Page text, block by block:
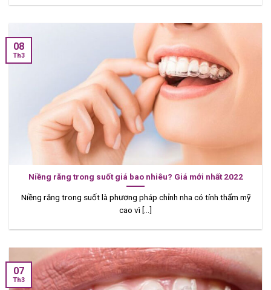
Niềng răng trong suốt giá bao nhiêu? Giá mới nhất 2022
Niềng răng trong suốt là phương pháp chỉnh nha có tính thẩm mỹ
cao vì [...]
08
Th3
07
Th3